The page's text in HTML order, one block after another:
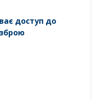
доступ до